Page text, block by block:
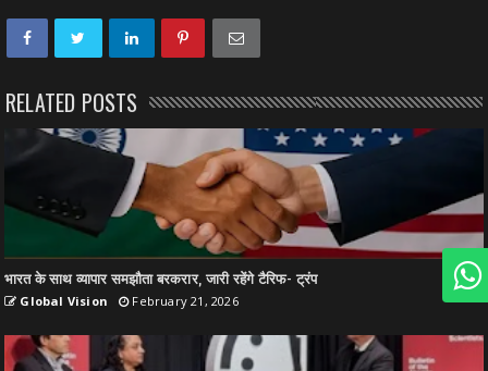
RELATED POSTS
भारत के साथ व्यापार समझौता बरकरार, जारी रहेंगे टैरिफ- ट्रंप
Global Vision February 21, 2026